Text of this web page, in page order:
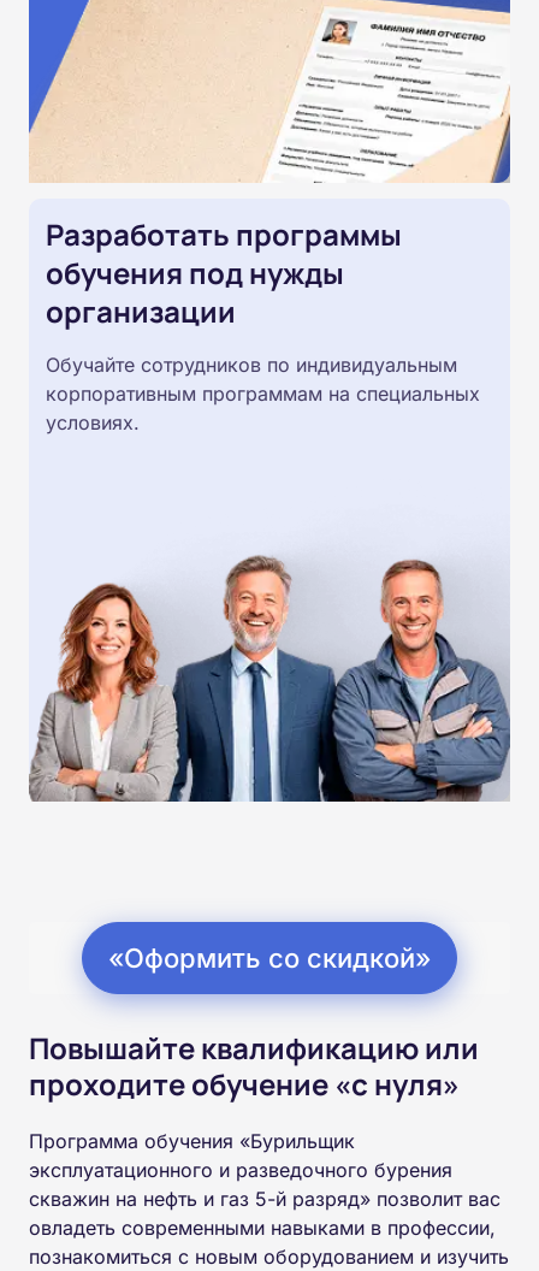
Разработать программы
обучения под нужды
организации
Обучайте сотрудников по индивидуальным
корпоративным программам на специальных
условиях.
«Оформить со скидкой»
Повышайте квалификацию или
проходите обучение «с нуля»
Программа обучения «Бурильщик
эксплуатационного и разведочного бурения
скважин на нефть и газ 5-й разряд» позволит вас
овладеть современными навыками в профессии,
познакомиться с новым оборудованием и изучить